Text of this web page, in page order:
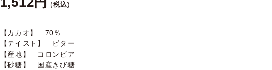
税込
【カカオ】 70％
【テイスト】 ビター
【産地】 コロンビア
【砂糖】 国産きび糖